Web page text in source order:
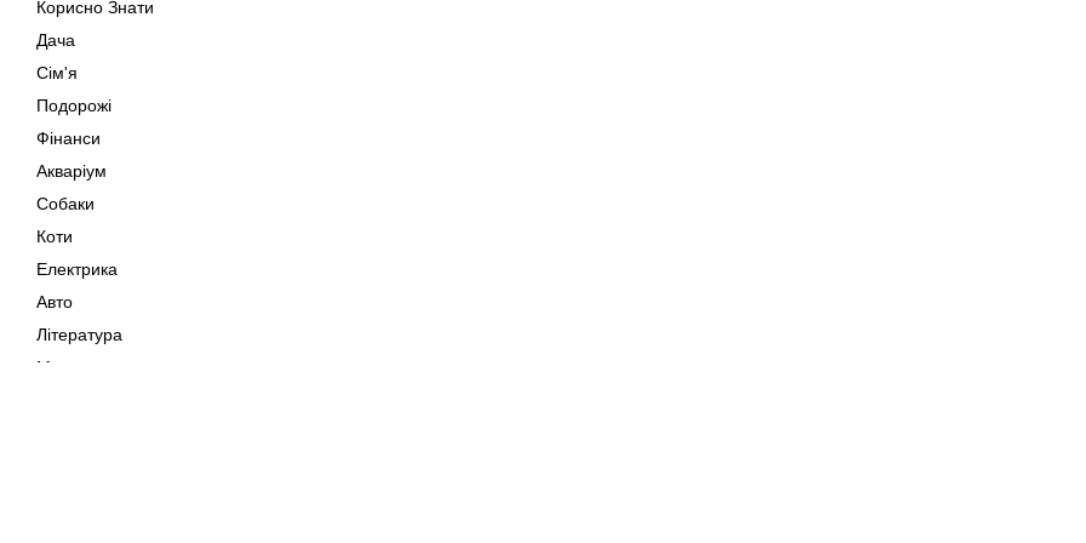
Корисно Знати
Дача
Сім'я
Подорожі
Фінанси
Акваріум
Собаки
Коти
Електрика
Авто
Література
Музика